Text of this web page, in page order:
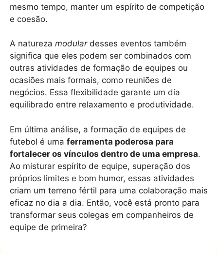
mesmo tempo, manter um espírito de competição
e coesão.
A natureza modulardesses eventos também
significa que eles podem ser combinados com
outras atividades de formação de equipes ou
ocasiões mais formais, como reuniões de
negócios. Essa flexibilidade garante um dia
equilibrado entre relaxamento e produtividade.
Em última análise, a formação de equipes de
futebol é uma ferramenta poderosa para
fortalecer os vínculos dentro de uma empresa.
Ao misturar espírito de equipe, superação dos
próprios limites e bom humor, essas atividades
criam um terreno fértil para uma colaboração mais
eficaz no dia a dia. Então, você está pronto para
transformar seus colegas em companheiros de
equipe de primeira?